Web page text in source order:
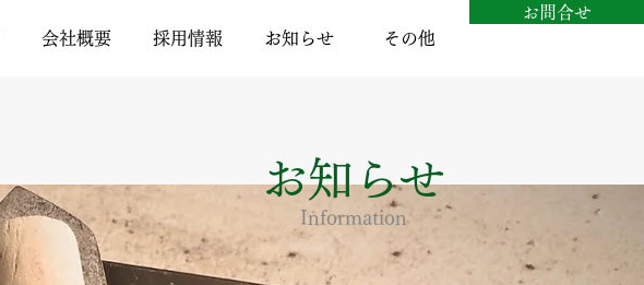
お問合せ
会社概要 採用情報 お知らせ その他
お知らせ
​Information